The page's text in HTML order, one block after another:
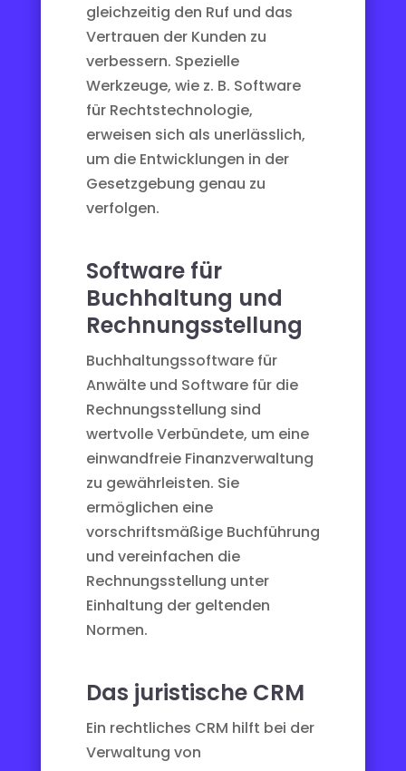
gleichzeitig den Ruf und das
Vertrauen der Kunden zu
verbessern. Spezielle
Werkzeuge, wie z. B. Software
für Rechtstechnologie,
erweisen sich als unerlässlich,
um die Entwicklungen in der
Gesetzgebung genau zu
verfolgen.
Software für
Buchhaltung und
Rechnungsstellung
Buchhaltungssoftware für
Anwälteund Software für die
Rechnungsstellung sind
wertvolle Verbündete, um eine
einwandfreie Finanzverwaltung
zu gewährleisten. Sie
ermöglichen eine
vorschriftsmäßige Buchführung
und vereinfachen die
Rechnungsstellung unter
Einhaltung der geltenden
Normen.
Das juristische CRM
Ein rechtliches CRM hilft bei der
Verwaltung von